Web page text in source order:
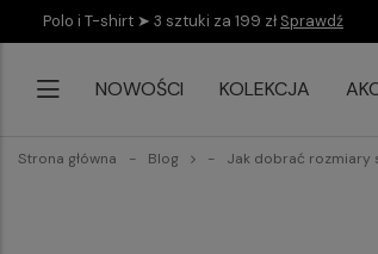
Polo i T-shirt ➤ 3 sztuki za 199 zł Sprawdź
NOWOŚCI KOLEKCJA
Strona główna Blog Jak dobrać rozmiary